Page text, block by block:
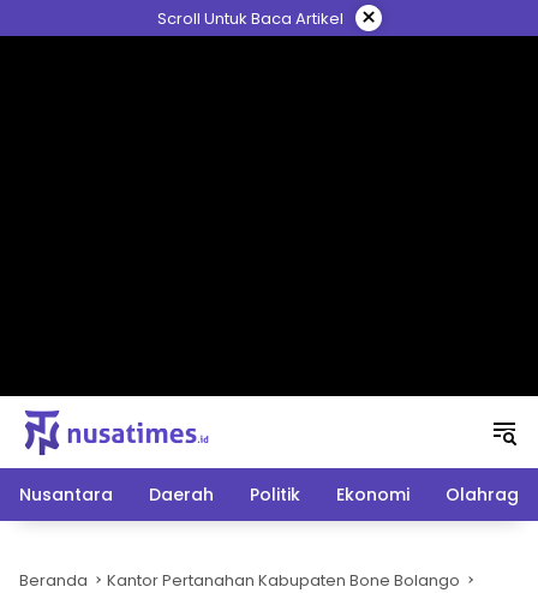
ke
Scroll Untuk Baca Artikel ×
Nusantara Daerah Politik Ekonomi Olahraga
Beranda Kantor Pertanahan Kabupaten Bone Bolango